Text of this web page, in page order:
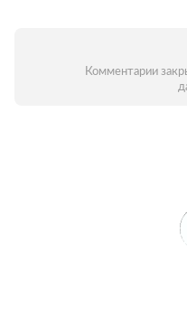
решили превратить
Заполярья? Кто
Комментарии